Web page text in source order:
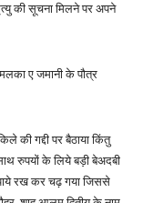
की सूचना मिलने पर अपने
ए जमानी के पौत्र
की गद्दी पर बैठाया किंतु
रुपयों के लिये बड़ी बेअदबी
रख कर चढ़ गया जिससे